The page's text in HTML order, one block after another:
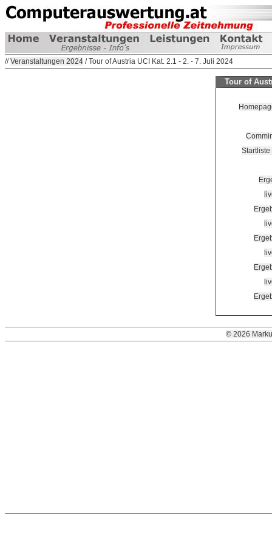
//Veranstaltungen 2024 / Tour of Austria UCI Kat. 2.1 - 2. - 7. Juli 2024
Tour of
Startliste
© 2026